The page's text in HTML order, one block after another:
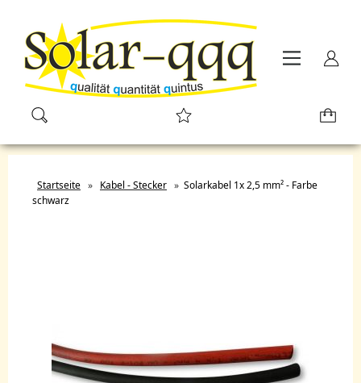
Startseite » Kabel - Stecker » Solarkabel 1x 2,5 mm² - Farbe
schwarz